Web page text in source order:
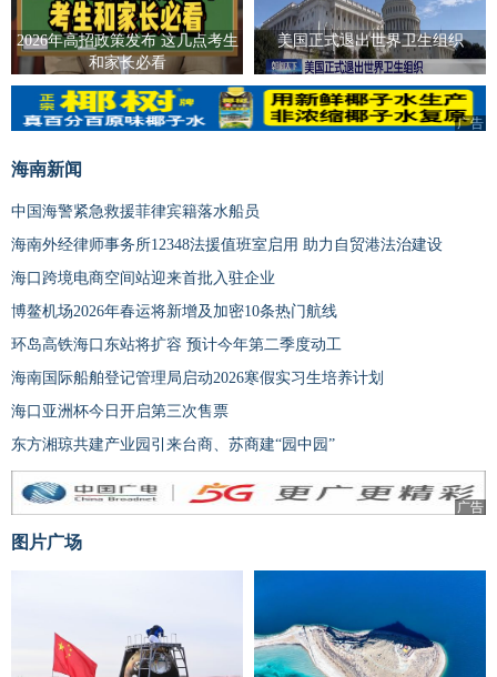
2026年高招政策发布 这几点考生
和家长必看
美国正式退出世界卫生组织
广告
海南新闻
中国海警紧急救援菲律宾籍落水船员
海南外经律师事务所12348法援值班室启用 助力自贸港法治建设
海口跨境电商空间站迎来首批入驻企业
博鳌机场2026年春运将新增及加密10条热门航线
环岛高铁海口东站将扩容 预计今年第二季度动工
海南国际船舶登记管理局启动2026寒假实习生培养计划
海口亚洲杯今日开启第三次售票
东方湘琼共建产业园引来台商、苏商建“园中园”
广告
图片广场